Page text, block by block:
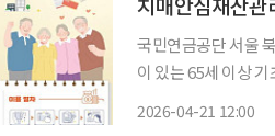
국민연금공단 서울 북부·남부
이 있는 65세 이상 기초연금 수급자 대상 기초
2026-04-21 12:00